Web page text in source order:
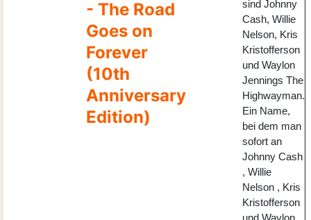
- The Road
Goes on
Forever
(10th
Anniversary
Edition)
sind Johnny
Cash, Willie
Nelson, Kris
Kristofferson
und Waylon
Jennings The
Highwayman.
Ein Name,
bei dem man
sofort an
Johnny Cash
, Willie
Nelson , Kris
Kristofferson